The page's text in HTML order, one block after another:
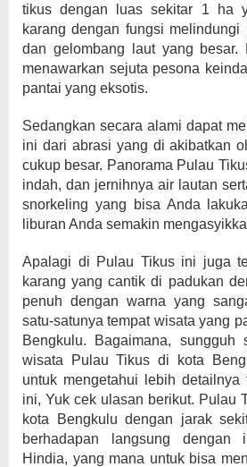
tikus dengan luas sekitar 1 ha
karang dengan fungsi
dan gelombang laut yang besar.
menawarkan sejuta pesona
pantai yang eksotis.
Sedangkan secara alami dapat
ini dari abrasi yang di akibatkan
cukup besar. Panorama Pulau
indah, dan jernihnya air lautan
snorkeling yang bisa Anda
liburan Anda semakin
Apalagi di Pulau Tikus ini juga
karang yang cantik di padukan
penuh dengan warna yang
satu-satunya tempat wisata yang
Bengkulu. Bagaimana, sungguh
wisata Pulau Tikus di kota
untuk mengetahui lebih detailnya
ini, Yuk cek ulasan berikut. Pulau
kota Bengkulu dengan jarak
berhadapan langsung dengan
Hindia, yang mana untuk bisa